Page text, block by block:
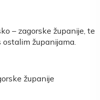
– zagorske županije, te
županijama.
županije